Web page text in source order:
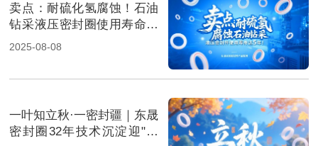
卖点‌：耐硫化氢腐蚀！石油
钻采液压密封圈使用寿命达
5年！
2025-08-08
一叶知立秋·一密封疆｜东晟
密封圈32年技术沉淀迎"科